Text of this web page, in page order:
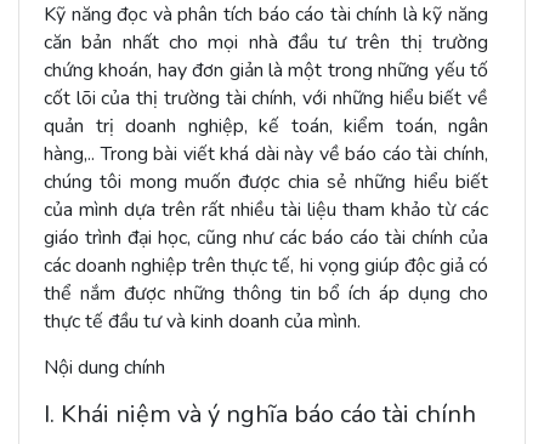
Kỹ năng đọc và phân tích báo cáo tài chính là kỹ năng
căn bản nhất cho mọi nhà đầu tư trên thị trường
chứng khoán, hay đơn giản là một trong những yếu tố
cốt lõi của thị trường tài chính, với những hiểu biết về
quản trị doanh nghiệp, kế toán, kiểm toán, ngân
hàng,.. Trong bài viết khá dài này về báo cáo tài chính,
chúng tôi mong muốn được chia sẻ những hiểu biết
của mình dựa trên rất nhiều tài liệu tham khảo từ các
giáo trình đại học, cũng như các báo cáo tài chính của
các doanh nghiệp trên thực tế, hi vọng giúp độc giả có
thể nắm được những thông tin bổ ích áp dụng cho
thực tế đầu tư và kinh doanh của mình.
Nội dung chính
I. Khái niệm và ý nghĩa báo cáo tài chính